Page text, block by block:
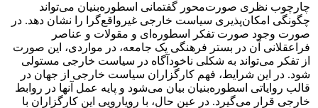
چارچوب نظری صورت‌محور گفتمانی اسطوره‌بنیان می‌تواند
چگونگی امکان‌پذیری سیاست خارجی غیرواقع‌گرا را نشان دهد. در
صورت وجود صورت تفکر اسطوره‌ای و مقولات و عناصر
فراعقلانی آن در بستر فرهنگی یک جامعه، در مواردی، این صورت
از تفکر می‌تواند به شکلی ناخودآگاه در سیاست خارجی مستولی
شود. در این شرایط، فهم کارگزاران سیاست خارجی از جهان در
قالب روایاتی اسطوره‌بنیان بیان می‌شود و پایه عمل آنها در روابط
خارجی قرار می‌گیرد. در عین حال، با رویارویی این کارگزاران با